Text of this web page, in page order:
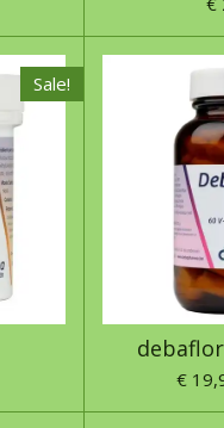
Sale!
€